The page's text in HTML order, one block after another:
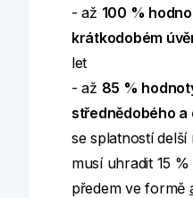
- až 100 %
krátkodobém
let
- až 85 %
střednědobého a
se splatností
musí uhradit 15
předem ve formě